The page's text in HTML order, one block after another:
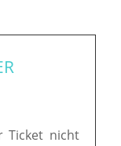
Ticket nicht